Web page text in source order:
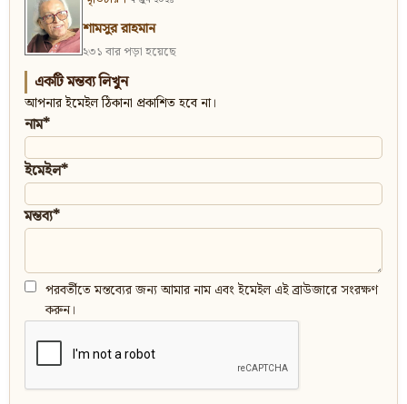
শামসুর রাহমান
২৩১ বার পড়া হয়েছে
একটি মন্তব্য লিখুন
আপনার ইমেইল ঠিকানা প্রকাশিত হবে না।
নাম*
ইমেইল*
মন্তব্য*
পরবর্তীতে মন্তব্যের জন্য আমার নাম এবং ইমেইল এই ব্রাউজারে সংরক্ষণ
করুন।